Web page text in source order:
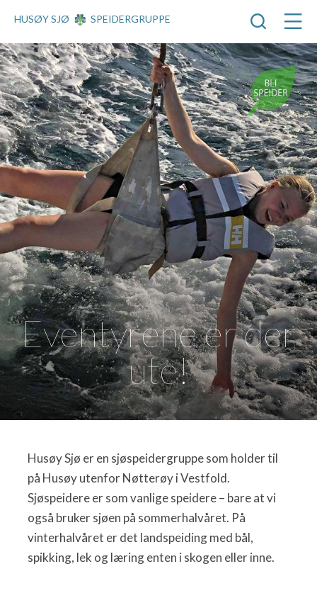
HUSØY SJØ SPEIDERGRUPPE
Eventyrene er der
ute!
Husøy Sjø er en sjøspeidergruppe som holder til
på Husøy utenfor Nøtterøy i Vestfold.
Sjøspeidere er som vanlige speidere – bare at vi
også bruker sjøen på sommerhalvåret. På
vinterhalvåret er det landspeiding med bål,
spikking, lek og læring enten i skogen eller inne.